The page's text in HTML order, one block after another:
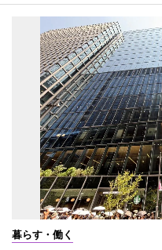
暮らす・働く